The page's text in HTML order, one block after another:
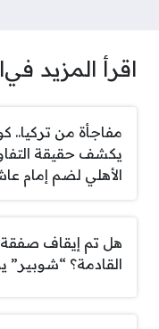
اقرأ المزيد في
مفاجأة من تركيا..
يكشف حقيقة
الأهلي لضم إمام
هل تم إيقاف صفقة
القادمة؟ “شوبير”